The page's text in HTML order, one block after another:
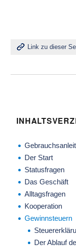
Link zu dieser
Der Start
Statusfragen
Das Geschäft
Alltagsfragen
Kooperation
Gewinnsteuern
Der Ablauf